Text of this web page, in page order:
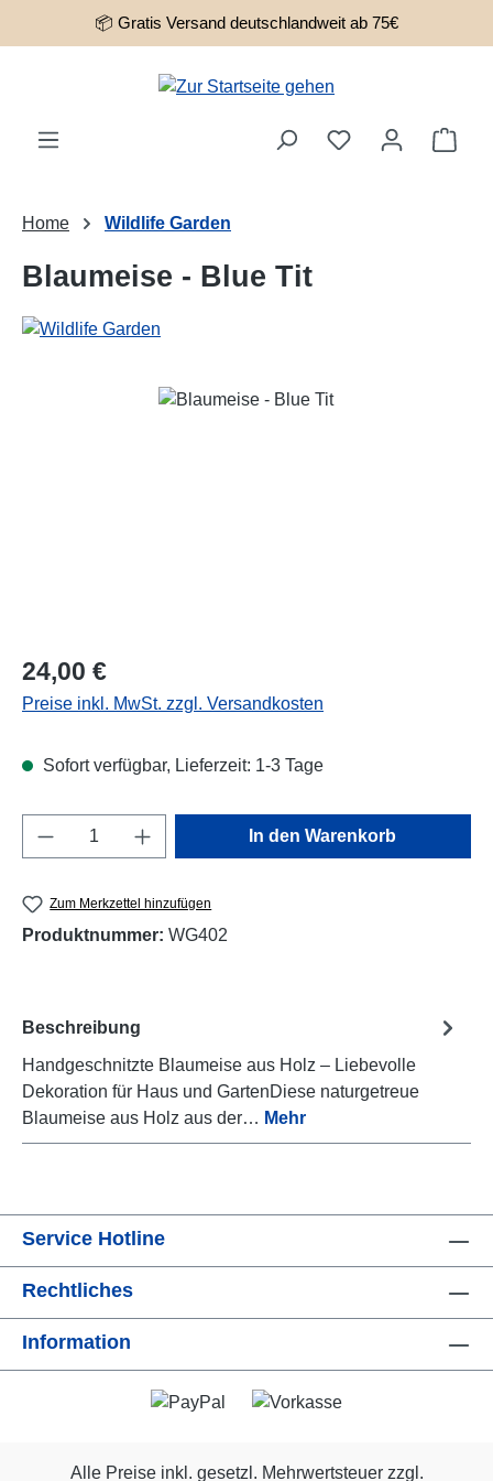
Zum Hauptinhalt springen
📦 Gratis Versand deutschlandweit ab 75€
Home Wildlife Garden
Blaumeise - Blue Tit
Bildergalerie überspringen
Regulärer Preis:
24,00 €
Preise inkl. MwSt. zzgl. Versandkosten
Sofort verfügbar, Lieferzeit: 1-3 Tage
Produkt Anzahl: Gib den gewünschten
In den Warenkorb
Zum Merkzettel hinzufügen
Produktnummer: WG402
Beschreibung
Handgeschnitzte Blaumeise aus Holz – Liebevolle
Dekoration für Haus und GartenDiese naturgetreue
Blaumeise aus Holz aus der… Mehr
Service Hotline
Rechtliches
Information
Alle Preise inkl. gesetzl. Mehrwertsteuer zzgl.